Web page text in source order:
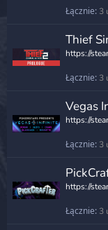
Łącznie 3
Thief
https://
Łącznie 3
Vegas
https://
Łącznie 3
https://
Łącznie 3